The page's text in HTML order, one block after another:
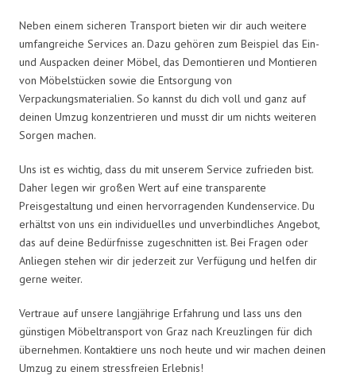
Neben einem sicheren Transport bieten wir dir auch weitere
umfangreiche Services an. Dazu gehören zum Beispiel das Ein-
und Auspacken deiner Möbel, das Demontieren und Montieren
von Möbelstücken sowie die Entsorgung von
Verpackungsmaterialien. So kannst du dich voll und ganz auf
deinen Umzug konzentrieren und musst dir um nichts weiteren
Sorgen machen.
Uns ist es wichtig, dass du mit unserem Service zufrieden bist.
Daher legen wir großen Wert auf eine transparente
Preisgestaltung und einen hervorragenden Kundenservice. Du
erhältst von uns ein individuelles und unverbindliches Angebot,
das auf deine Bedürfnisse zugeschnitten ist. Bei Fragen oder
Anliegen stehen wir dir jederzeit zur Verfügung und helfen dir
gerne weiter.
Vertraue auf unsere langjährige Erfahrung und lass uns den
günstigen Möbeltransport von Graz nach Kreuzlingen für dich
übernehmen. Kontaktiere uns noch heute und wir machen deinen
Umzug zu einem stressfreien Erlebnis!